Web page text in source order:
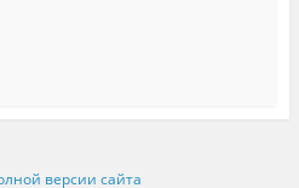
версии сайта